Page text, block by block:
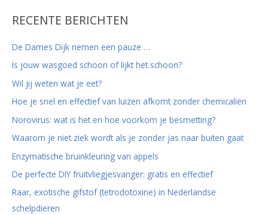
RECENTE BERICHTEN
De Dames Dijk nemen een pauze …
Is jouw wasgoed schoon of lijkt het schoon?
Wil jij weten wat je eet?
Hoe je snel en effectief van luizen afkomt zonder chemicaliën
Norovirus: wat is het en hoe voorkom je besmetting?
Waarom je niet ziek wordt als je zonder jas naar buiten gaat
Enzymatische bruinkleuring van appels
De perfecte DIY fruitvliegjesvanger: gratis en effectief
Raar, exotische gifstof (tetrodotoxine) in Nederlandse
schelpdieren